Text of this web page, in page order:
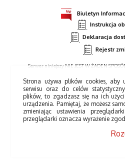
Biuletyn
Instrukcja
Deklaracja
Rejestr
Serwer niniejszy NIE JEST W ŻADEN
Strona używa plików cookies, aby
serwisu oraz do celów
plików, to zgadzasz się na ich
urządzenia. Pamiętaj, że możesz
zmieniając ustawienia
przeglądarki oznacza wyrażenie